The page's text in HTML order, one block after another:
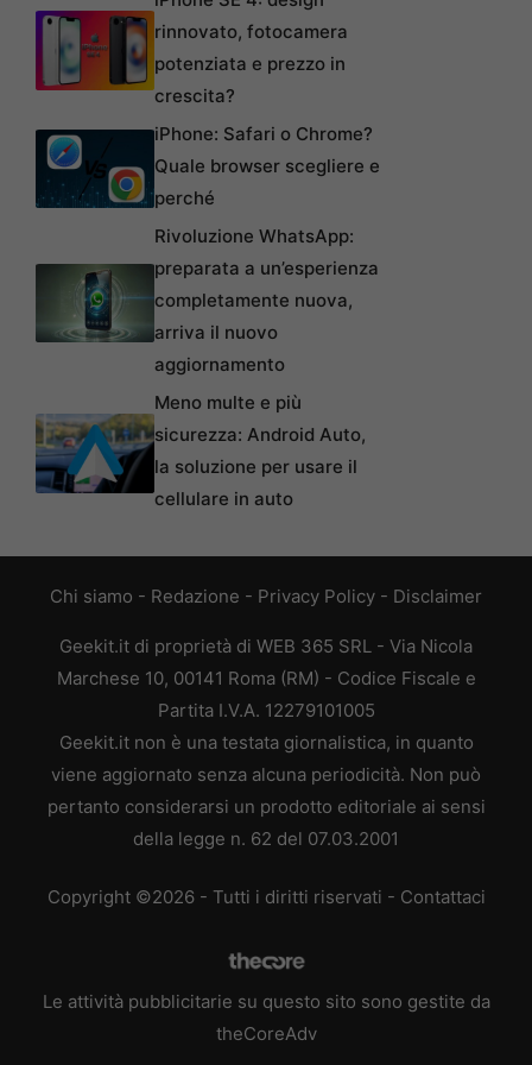
rinnovato, fotocamera
potenziata e prezzo in
crescita?
iPhone: Safari o Chrome?
Quale browser scegliere e
perché
Rivoluzione WhatsApp:
preparata a un’esperienza
completamente nuova,
arriva il nuovo
aggiornamento
Meno multe e più
sicurezza: Android Auto,
la soluzione per usare il
cellulare in auto
Chi siamo - Redazione - Privacy Policy - Disclaimer
Geekit.it di proprietà di WEB 365 SRL - Via Nicola
Marchese 10, 00141 Roma (RM) - Codice Fiscale e
Partita I.V.A. 12279101005
Geekit.it non è una testata giornalistica, in quanto
viene aggiornato senza alcuna periodicità. Non può
pertanto considerarsi un prodotto editoriale ai sensi
della legge n. 62 del 07.03.2001
Copyright ©2026 - Tutti i diritti riservati - Contattaci
Le attività pubblicitarie su questo sito sono gestite da
theCoreAdv